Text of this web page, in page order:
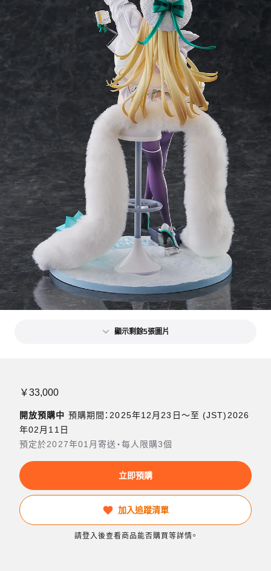
顯示剩餘5張圖片
￥33,000
開放預購中 預購期間：2025年12月23日〜至 (JST)2026
年02月11日
預定於2027年01月寄送・每人限購3個
立即預購
加入追蹤清單
請登入後查看商品能否購買等詳情。